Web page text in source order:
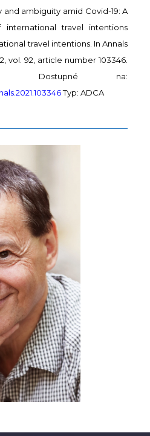
and ambiguity amid Covid-19: A
international travel intentions
travel intentions. In Annals
vol. 92, article number 103346.
Dostupné na:
Typ: ADCA